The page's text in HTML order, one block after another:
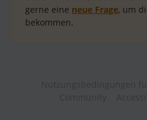
gerne eine neue Frage, um
bekommen.